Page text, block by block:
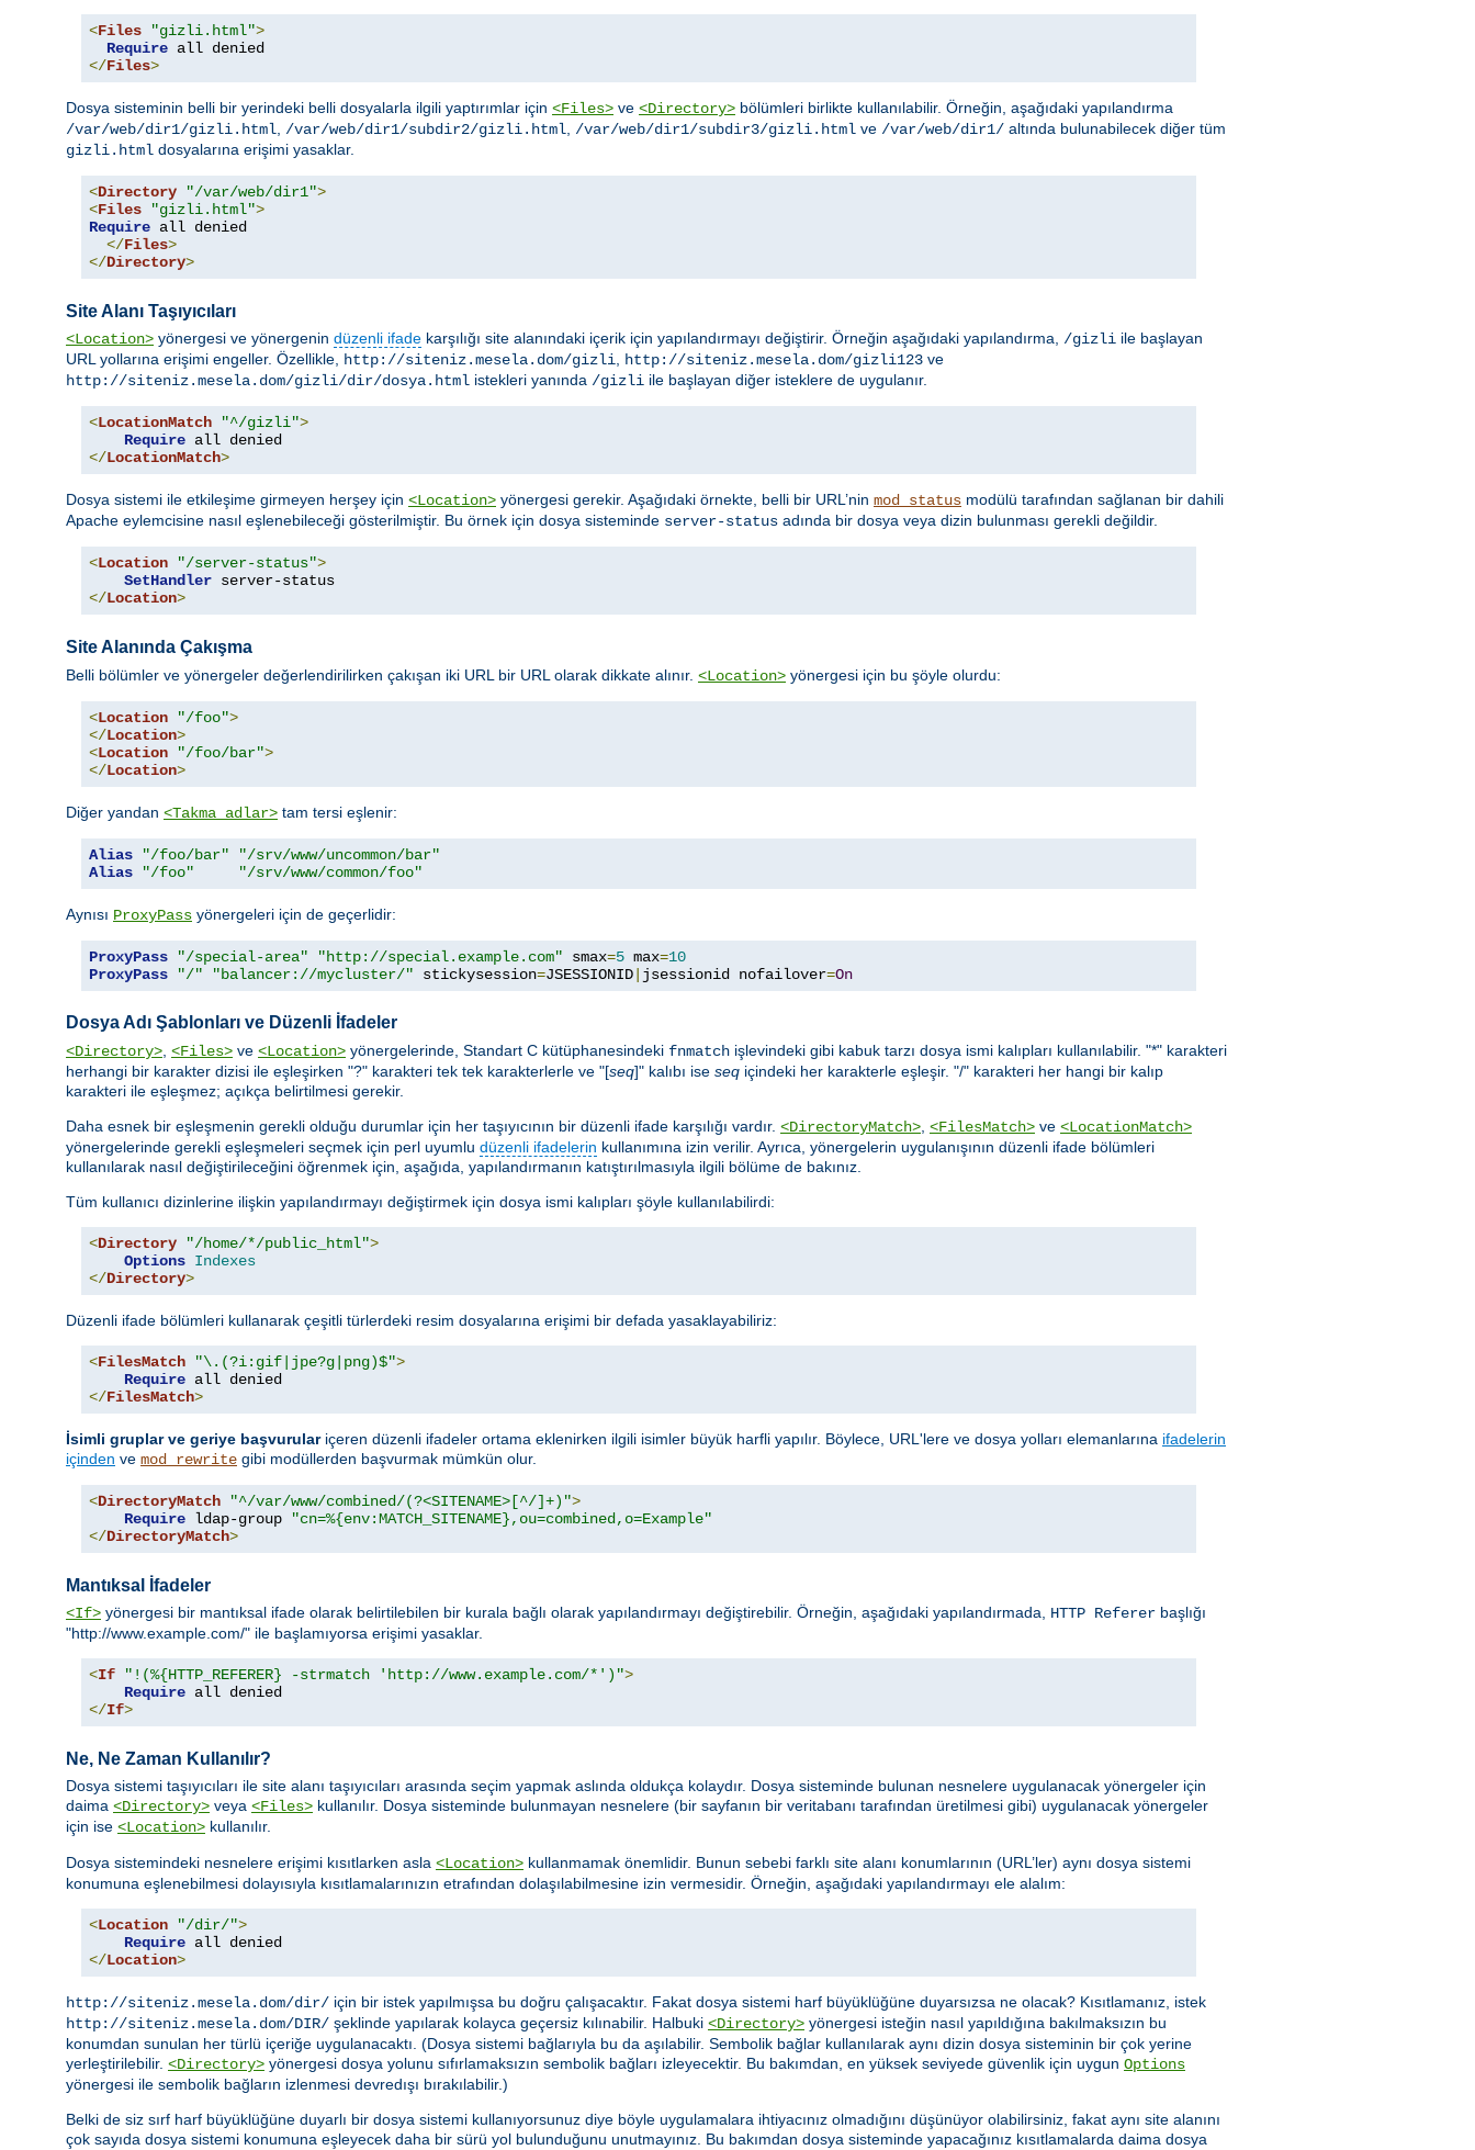
<Files "gizli.html">
Require
</Files>
Dosya sisteminin belli bir yerindeki belli dosyalarla ilgili yaptırımlar için <Files> ve <Directory> bölümleri birlikte kullanılabilir. Örneğin, aşağıdaki yapılandırma
/var/web/dir1/gizli.html, /var/web/dir1/subdir2/gizli.html, /var/web/dir1/subdir3/gizli.html ve /var/web/dir1/ altında bulunabilecek diğer tüm
gizli.html dosyalarına erişimi yasaklar.
<Directory "/var/web/dir1">
<Files "gizli.html">
Require all denied
</Files>
</Directory>
Site Alanı Taşıyıcıları
<Location> yönergesi ve yönergenin düzenli ifade karşılığı site alanındaki içerik için yapılandırmayı değiştirir. Örneğin aşağıdaki yapılandırma, /gizli ile başlayan
URL yollarına erişimi engeller. Özellikle, http://siteniz.mesela.dom/gizli, http://siteniz.mesela.dom/gizli123 ve
http://siteniz.mesela.dom/gizli/dir/dosya.html istekleri yanında /gizli ile başlayan diğer isteklere de uygulanır.
<LocationMatch "^/gizli">
Require
</LocationMatch>
Dosya sistemi ile etkileşime girmeyen herşey için <Location> yönergesi gerekir. Aşağıdaki örnekte, belli bir URL’nin mod_status modülü tarafından sağlanan bir dahili
Apache eylemcisine nasıl eşlenebileceği gösterilmiştir. Bu örnek için dosya sisteminde server-status adında bir dosya veya dizin bulunması gerekli değildir.
<Location "/server-status">
SetHandler
</Location>
Site Alanında Çakışma
Belli bölümler ve yönergeler değerlendirilirken çakışan iki URL bir URL olarak dikkate alınır. <Location> yönergesi için bu şöyle olurdu:
<Location "/foo">
</Location>
<Location "/foo/bar">
</Location>
Diğer yandan <Takma adlar> tam tersi eşlenir:
Alias "/foo/bar"
"/srv/www/uncommon/bar"
Alias
"/foo" "/srv/www/common/foo"
Aynısı ProxyPass yönergeleri için de geçerlidir:
ProxyPass "/special-area" "http://special.example.com" smax=5 max=10
ProxyPass
"/" "balancer://mycluster/" stickysession=JSESSIONID jsessionid nofailover=On
Dosya Adı Şablonları ve Düzenli İfadeler
<Directory> <Files> ve <Location> yönergelerinde, Standart C kütüphanesindeki fnmatch işlevindeki gibi kabuk tarzı dosya ismi kalıpları kullanılabilir. "*" karakteri
herhangi bir karakter dizisi ile eşleşirken "?" karakteri tek tek karakterlerle ve "[seq]" kalıbı ise seq içindeki her karakterle eşleşir. "/" karakteri her hangi bir kalıp
karakteri ile eşleşmez; açıkça belirtilmesi gerekir.
Daha esnek bir eşleşmenin gerekli olduğu durumlar için her taşıyıcının bir düzenli ifade karşılığı vardır. <DirectoryMatch> <FilesMatch> ve <LocationMatch>
yönergelerinde gerekli eşleşmeleri seçmek için perl uyumlu düzenli ifadelerin kullanımına izin verilir. Ayrıca, yönergelerin uygulanışının düzenli ifade bölümleri
kullanılarak nasıl değiştirileceğini öğrenmek için, aşağıda, yapılandırmanın katıştırılmasıyla ilgili bölüme de bakınız.
Tüm kullanıcı dizinlerine ilişkin yapılandırmayı değiştirmek için dosya ismi kalıpları şöyle kullanılabilirdi:
<Directory "/home/*/public_html">
Options Indexes
</Directory>
Düzenli ifade bölümleri kullanarak çeşitli türlerdeki resim dosyalarına erişimi bir defada yasaklayabiliriz:
<FilesMatch "\.(?i:gif|jpe?g|png)$">
Require
</FilesMatch>
İsimli gruplar ve geriye başvurulariçeren düzenli ifadeler ortama eklenirken ilgili isimler büyük harfli yapılır. Böylece, URL'lere ve dosya yolları elemanlarına ifadelerin
içinden ve mod_rewrite gibi modüllerden başvurmak mümkün olur.
<DirectoryMatch "^/var/www/combined/(?<SITENAME>[^/]+)">
Require ldap-group
"cn=%{env:MATCH_SITENAME},ou=combined,o=Example"
</DirectoryMatch>
Mantıksal İfadeler
<If> yönergesi bir mantıksal ifade olarak belirtilebilen bir kurala bağlı olarak yapılandırmayı değiştirebilir. Örneğin, aşağıdaki yapılandırmada, HTTP Referer başlığı
"http://www.example.com/" ile başlamıyorsa erişimi yasaklar.
<If "!(%{HTTP_REFERER} -strmatch 'http://www.example.com/*')">
Require
</If>
Ne, Ne Zaman Kullanılır?
Dosya sistemi taşıyıcıları ile site alanı taşıyıcıları arasında seçim yapmak aslında oldukça kolaydır. Dosya sisteminde bulunan nesnelere uygulanacak yönergeler için
daima <Directory> veya <Files> kullanılır. Dosya sisteminde bulunmayan nesnelere (bir sayfanın bir veritabanı tarafından üretilmesi gibi) uygulanacak yönergeler
için ise <Location> kullanılır.
Dosya sistemindeki nesnelere erişimi kısıtlarken asla <Location> kullanmamak önemlidir. Bunun sebebi farklı site alanı konumlarının (URL’ler) aynı dosya sistemi
konumuna eşlenebilmesi dolayısıyla kısıtlamalarınızın etrafından dolaşılabilmesine izin vermesidir. Örneğin, aşağıdaki yapılandırmayı ele alalım:
<Location "/dir/">
Require
</Location>
http://siteniz.mesela.dom/dir/ için bir istek yapılmışsa bu doğru çalışacaktır. Fakat dosya sistemi harf büyüklüğüne duyarsızsa ne olacak? Kısıtlamanız, istek
http://siteniz.mesela.dom/DIR/ şeklinde yapılarak kolayca geçersiz kılınabilir. Halbuki <Directory> yönergesi isteğin nasıl yapıldığına bakılmaksızın bu
konumdan sunulan her türlü içeriğe uygulanacaktı. (Dosya sistemi bağlarıyla bu da aşılabilir. Sembolik bağlar kullanılarak aynı dizin dosya sisteminin bir çok yerine
yerleştirilebilir. <Directory> yönergesi dosya yolunu sıfırlamaksızın sembolik bağları izleyecektir. Bu bakımdan, en yüksek seviyede güvenlik için uygun Options
yönergesi ile sembolik bağların izlenmesi devredışı bırakılabilir.)
Belki de siz sırf harf büyüklüğüne duyarlı bir dosya sistemi kullanıyorsunuz diye böyle uygulamalara ihtiyacınız olmadığını düşünüyor olabilirsiniz, fakat aynı site alanını
çok sayıda dosya sistemi konumuna eşleyecek daha bir sürü yol bulunduğunu unutmayınız. Bu bakımdan dosya sisteminde yapacağınız kısıtlamalarda daima dosya